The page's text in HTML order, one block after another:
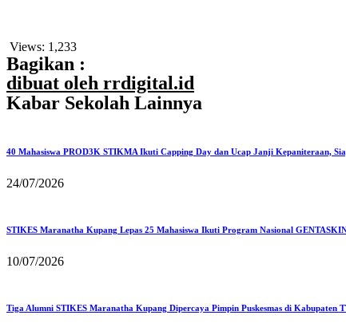
Views: 1,233
Bagikan :
dibuat oleh rrdigital.id
Kabar Sekolah Lainnya
40 Mahasiswa PROD3K STIKMA Ikuti Capping Day dan Ucap Janji Kepaniteraan,
24/07/2026
STIKES Maranatha Kupang Lepas 25 Mahasiswa Ikuti Program Nasional
10/07/2026
Tiga Alumni STIKES Maranatha Kupang Dipercaya Pimpin Puskesmas di Kabupaten